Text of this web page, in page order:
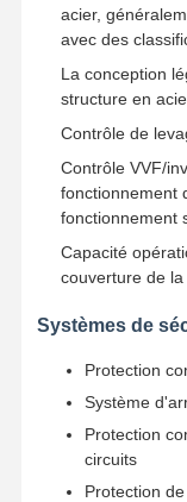
acier,
avec des
La conception
structure en
Contrôle de
Contrôle VVF/
fonctionnement
fonctionnement
Capacité
couverture de
Systèmes de
Protection
Système
Protection
circuits
Protection